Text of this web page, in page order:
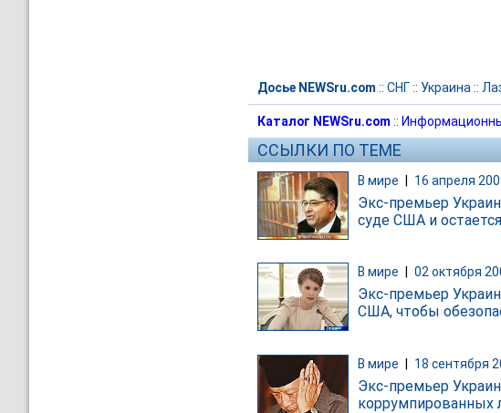
Досье NEWSru.com :: СНГ:: Украина ::
Каталог NEWSru.com ::
ССЫЛКИ ПО ТЕМЕ
В мире 16 апреля
Экс-премьер
суде США и
В мире 02 октября
Экс-премьер
США, чтобы
В мире | 18 сентября
Экс-премьер
коррумпированных